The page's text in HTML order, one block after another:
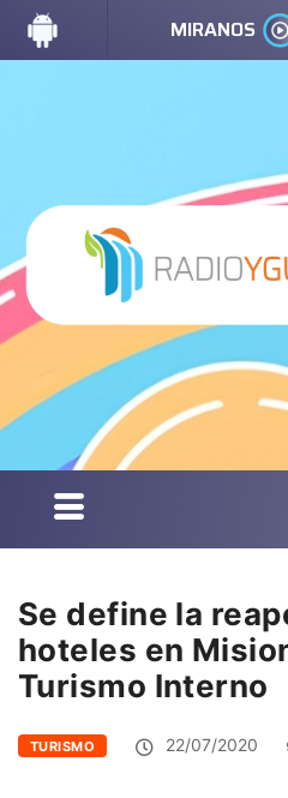
MIRANOS
Se define la
hoteles en
Turismo Interno
TURISMO 22/07/2020